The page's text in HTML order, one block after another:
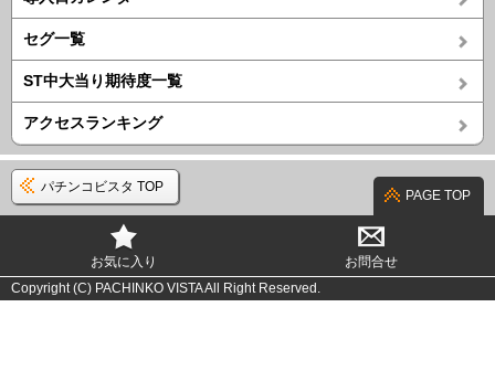
セグ一覧
ST中大当り期待度一覧
アクセスランキング
パチンコビスタ TOP
PAGE TOP
お気に入り
お問合せ
Copyright (C) PACHINKO VISTA All Right Reserved.